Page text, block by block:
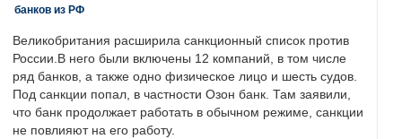
банков из РФ
Великобритания расширила санкционный список против
России.В него были включены 12 компаний, в том числе
ряд банков, а также одно физическое лицо и шесть судов.
Под санкции попал, в частности Озон банк. Там заявили,
что банк продолжает работать в обычном режиме, санкции
не повлияют на его работу.